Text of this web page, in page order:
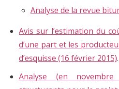
Analyse de la revue
Avis sur l’estimation du
d’une part et les
d’esquisse (16 février 2015).
Analyse (en